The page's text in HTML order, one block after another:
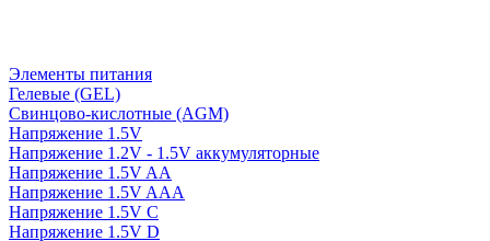
Элементы питания
Гелевые (GEL)
Свинцово-кислотные (AGM)
Напряжение 1.5V
Напряжение 1.2V - 1.5V аккумуляторные
Напряжение 1.5V AA
Напряжение 1.5V AAA
Напряжение 1.5V C
Напряжение 1.5V D